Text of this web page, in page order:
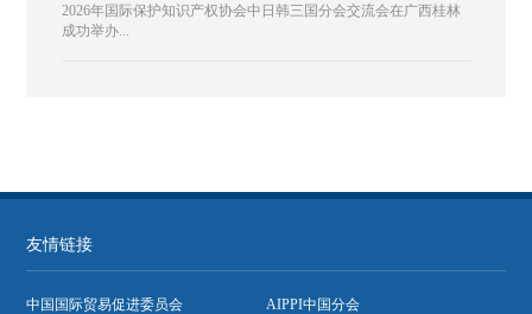
2026年国际保护知识产权协会中日韩三国分会交流会在广西桂林
成功举办...
友情链接
中国国际贸易促进委员会 AIPPI中国分会